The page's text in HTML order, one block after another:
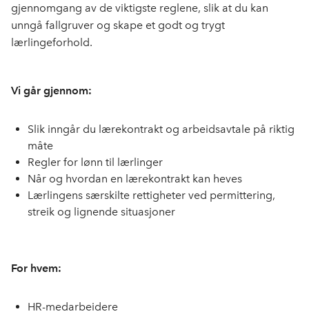
gjennomgang av de viktigste reglene, slik at du kan
unngå fallgruver og skape et godt og trygt
lærlingeforhold.
Vi går gjennom:
Slik inngår du lærekontrakt og arbeidsavtale på riktig
måte
Regler for lønn til lærlinger
Når og hvordan en lærekontrakt kan heves
Lærlingens særskilte rettigheter ved permittering,
streik og lignende situasjoner
For hvem:
HR-medarbeidere